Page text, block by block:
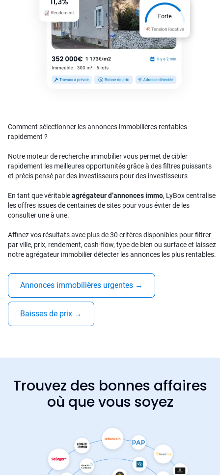
Comment sélectionner les annonces immobilières rentables
rapidement ?
Notre moteur de recherche immobilier vous permet de cibler
rapidement les meilleures opportunités grâce à des filtres puissants
et précis pensé par des investisseurs pour des investisseurs
En tant que véritableagrégateur d’annonces immo, LyBox centralise
les offres issues de centaines de sites pour vous éviter de les
consulter une à une.
Affinez vos résultats avec plus de 30 critères disponibles pour filtrer
par ville, prix, rendement, cash-flow, type de bien ou surface et laissez
notre agrégateur immobilier détecter les annonces les plus rentables.
Annonces immobilières urgentes →
Baisses de prix →
Trouvez des bonnes affaires
où que vous soyez